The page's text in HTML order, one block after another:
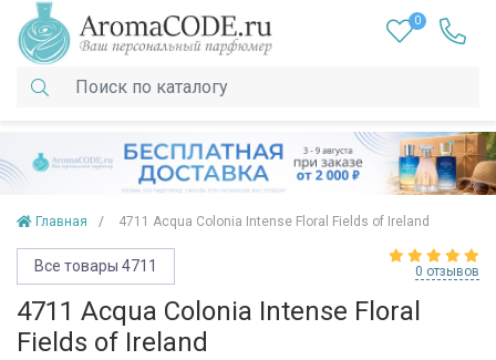
0
Главная 4711 Acqua Colonia Intense Floral Fields of Ireland
Все товары 4711 0 отзывов
4711 Acqua Colonia Intense Floral
Fields of Ireland